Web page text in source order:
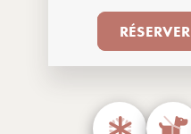
RÉSERVER